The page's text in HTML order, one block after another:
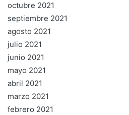
octubre 2021
septiembre 2021
agosto 2021
julio 2021
junio 2021
mayo 2021
abril 2021
marzo 2021
febrero 2021